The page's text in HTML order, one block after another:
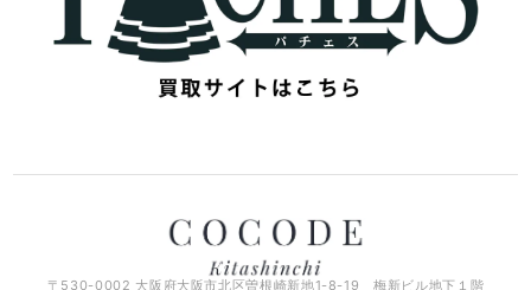
〒530-0002 大阪府大阪市北区曽根崎新地1-8-19 梅新ビル地下１階